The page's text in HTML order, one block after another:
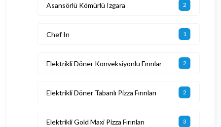
Asansörlü Kömürlü Izgara 2
Chef In 1
Elektrikli Döner Konveksiyonlu Fırınlar 2
Elektrikli Döner Tabanlı Pizza Fırınları 2
Elektrikli Gold Maxi Pizza Fırınları 3